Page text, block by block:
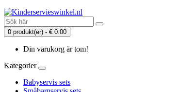
0 produkt(er) - € 0.00
Din varukorg är tom!
Kategorier
Babyservis sets